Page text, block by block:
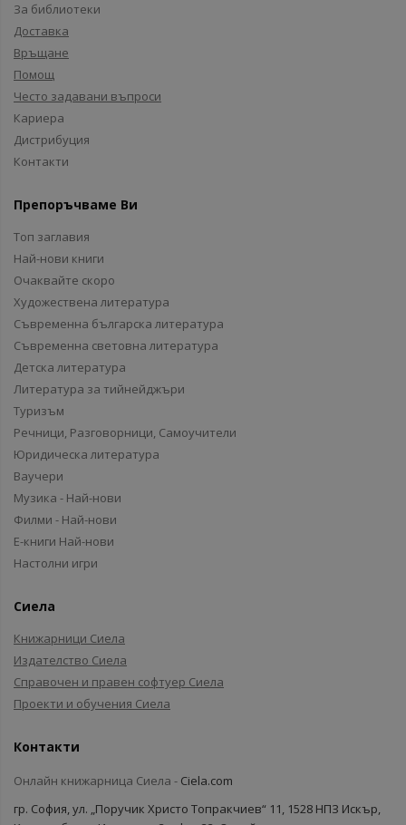
За библиотеки
Доставка
Връщане
Помощ
Често задавани въпроси
Кариера
Дистрибуция
Контакти
Препоръчваме Ви
Топ заглавия
Най-нови книги
Очаквайте скоро
Художествена литература
Съвременна българска литература
Съвременна световна литература
Детска литература
Литература за тийнейджъри
Туризъм
Речници, Разговорници, Самоучители
Юридическа литература
Ваучери
Музика - Най-нови
Филми - Най-нови
Е-книги Най-нови
Настолни игри
Сиела
Книжарници Сиела
Издателство Сиела
Справочен и правен софтуер Сиела
Проекти и обучения Сиела
Контакти
Онлайн книжарница Сиела - Ciela.com
гр. София, ул. „Поручик Христо Топракчиев“ 11, 1528 НПЗ Искър,